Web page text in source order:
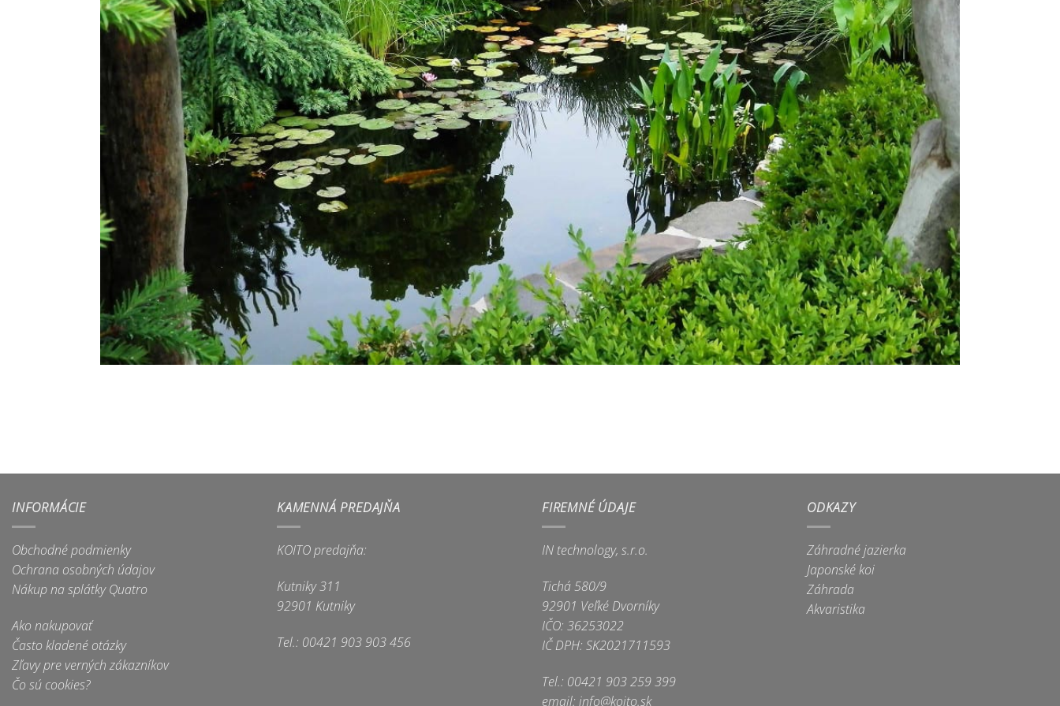
INFORMÁCIE
Obchodné podmienky
Ochrana osobných údajov
Nákup na splátky Quatro
Ako nakupovať
Často kladené otázky
Zľavy pre verných zákazníkov
Čo sú cookies?
KAMENNÁ PREDAJŇA
KOITO predajňa:
Kutniky 311
92901 Kutniky
Tel.: 00421 903 903 456
FIREMNÉ ÚDAJE
IN technology, s.r.o.
Tichá 580/9
92901 Veľké Dvorníky
IČO: 36253022
IČ DPH: SK2021711593
Tel.: 00421 903 259 399
email: info@koito.sk
ODKAZY
Záhradné jazierka
Japonské koi
Záhrada
Akvaristika